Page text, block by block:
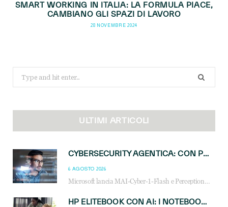
SMART WORKING IN ITALIA: LA FORMULA PIACE,
CAMBIANO GLI SPAZI DI LAVORO
28 NOVEMBRE 2024
for:
ULTIMI ARTICOLI
CYBERSECURITY AGENTICA: CON PERCEPTION E MAI-CYBER-1-FLASH MICROSOFT APRE NUOVI SERVIZI PER IL CANALE
6 AGOSTO 2026
Microsoft lancia MAI-Cyber-1-Flash e Perception: cybersecurity agentica in preview dal 3 novembre. Cosa cambia per MSP, system integrator e reseller.
HP ELITEBOOK CON AI: I NOTEBOOK BUSINESS INTELLIGENTI CHE TRASFORMANO PRODUTTIVITÀ, SICUREZZA E LAVORO IBRIDO